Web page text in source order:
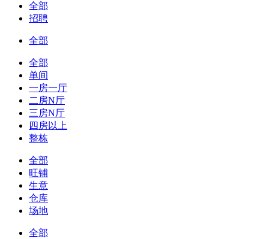
全部
招聘
全部
全部
单间
一房一厅
二房N厅
三房N厅
四房以上
整栋
全部
旺铺
生意
仓库
场地
全部